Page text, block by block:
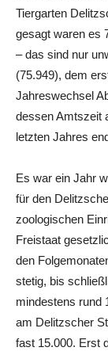
Tiergarten
gesagt waren es
– das sind nur
(75.949), dem
Jahreswechsel
dessen Amtszeit
letzten Jahres
Es war ein Jahr
für den
zoologischen
Freistaat
den
stetig, bis
mindestens rund
am Delitzscher
fast 15.000. Erst